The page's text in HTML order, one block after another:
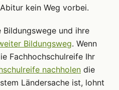
kein Weg vorbei.
und ihre
Bildungsweg. Wenn
Fachhochschulreife Ihr
nachholen die
Ländersache ist, lohnt